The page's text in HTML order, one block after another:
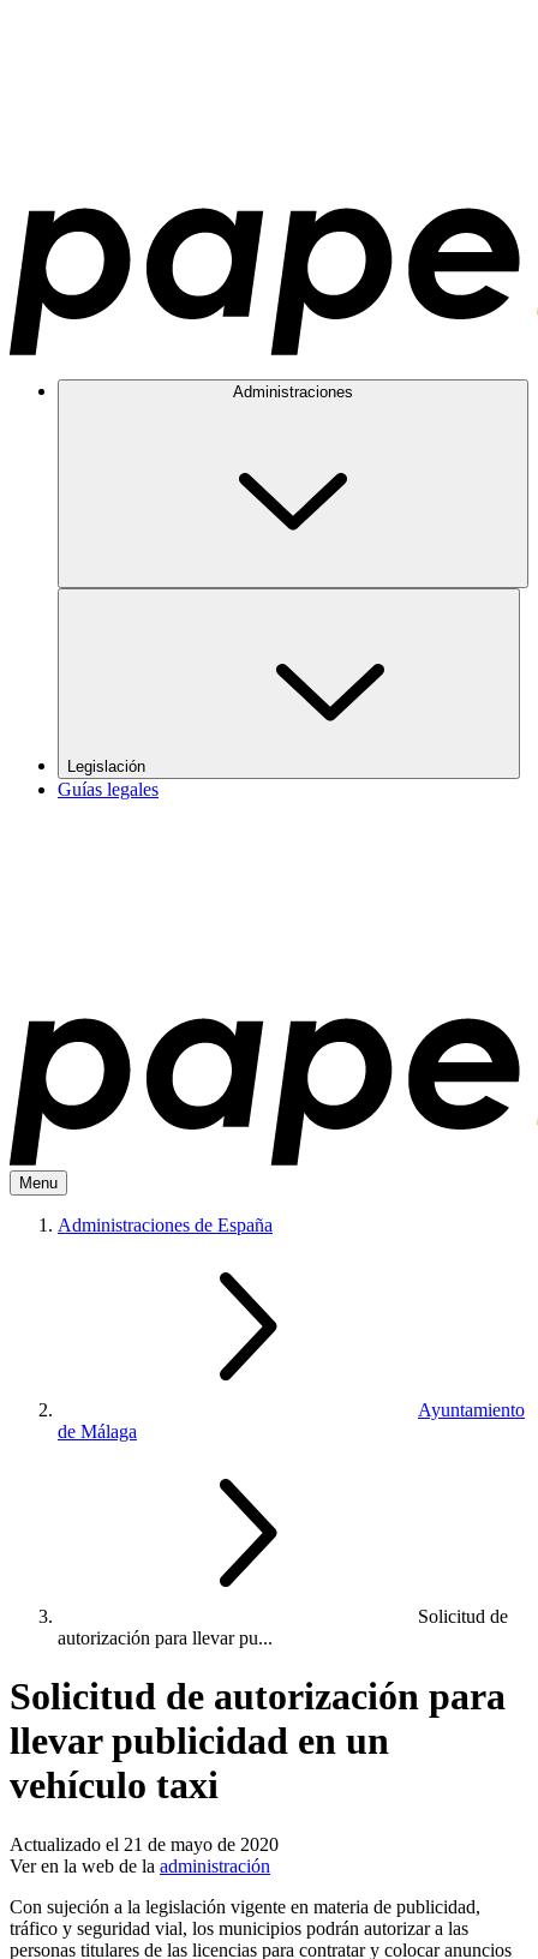
Administraciones
Legislación
Guías legales
Menu
Administraciones de España
Ayuntamiento
de Málaga
Solicitud de
autorización para llevar pu...
Solicitud de autorización para
llevar publicidad en un
vehículo taxi
Actualizado el 21 de mayo de 2020
Ver en la web de la administración
Con sujeción a la legislación vigente en materia de publicidad,
tráfico y seguridad vial, los municipios podrán autorizar a las
personas titulares de las licencias para contratar y colocar anuncios